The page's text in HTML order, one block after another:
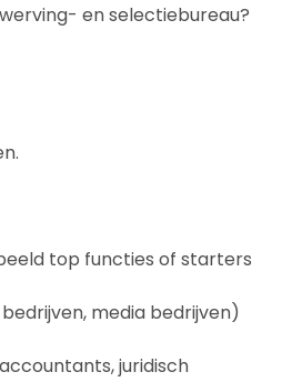
en selectiebureau?
top functies of starters
media bedrijven)
juridisch